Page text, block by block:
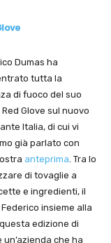
Dumas ha
tutta la
di fuoco del suo
Glove sul nuovo
Italia, di cui vi
già parlato con
anteprima . Tra lo
di tovaglie a
e ingredienti, il
insieme alla
edizione di
un’azienda che ha